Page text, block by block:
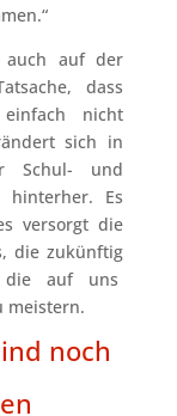
auch auf der
dass
einfach nicht
sich in
Schul- und
hinterher. Es
versorgt die
die zukünftig
die auf uns
meistern.
noch